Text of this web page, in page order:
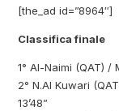
[the_ad id=”8964″]
Classifica finale
1° Al-Naimi (QAT) /
2° N.Al Kuwari
13’48”